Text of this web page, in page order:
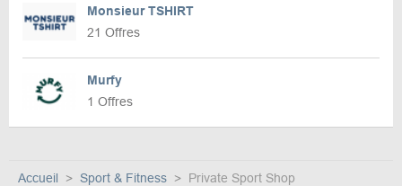
Monsieur TSHIRT
21 Offres
Murfy
1 Offres
Accueil Sport & Fitness Private Sport Shop